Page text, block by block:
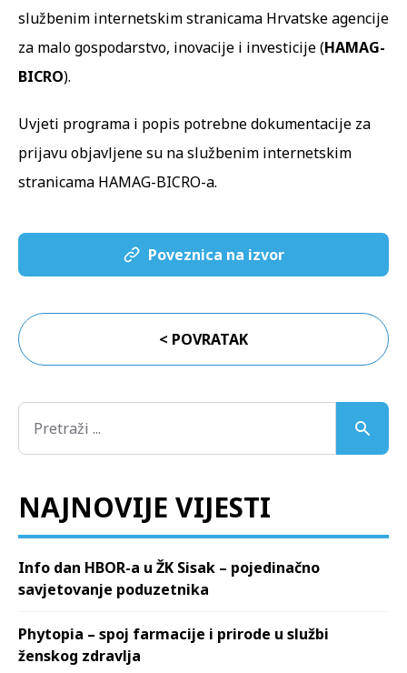
službenim internetskim stranicama Hrvatske agencije
za malo gospodarstvo, inovacije i investicije (HAMAG-
BICRO).
Uvjeti programa i popis potrebnedokumentacije za
prijavu objavljene su na službenim internetskim
stranicama HAMAG-BICRO-a.
Poveznica na izvor
< POVRATAK
NAJNOVIJE VIJESTI
Info dan HBOR-a u ŽK Sisak – pojedinačno
savjetovanje poduzetnika
Phytopia – spoj farmacije i prirode u službi
ženskog zdravlja